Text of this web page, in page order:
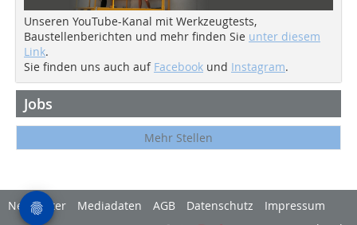
Unseren YouTube-Kanal mit Werkzeugtests,
Baustellenberichten und mehr finden Sie unter diesem
Link.
Sie finden uns auch auf Facebook und Instagram.
Jobs
Mehr Stellen
Newsletter Mediadaten AGB Datenschutz
Impressum